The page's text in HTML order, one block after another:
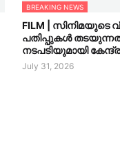
BREAKING NEWS
FILM | സിനിമയുടെ
പതിപ്പുകൾ
നടപടിയുമായി
July 31, 2026